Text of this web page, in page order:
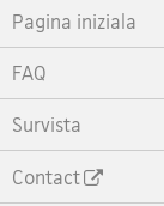
Pagina iniziala
FAQ
Survista
Contact